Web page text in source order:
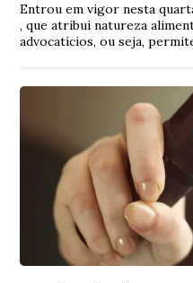
Entrou em vigor nesta
, que atribui natureza
advocatícios, ou seja,